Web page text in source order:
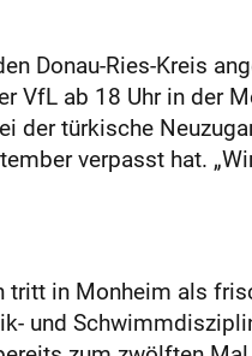
Donau-Ries-Kreis
VfL ab 18 Uhr in der
türkische
verpasst hat.
in Monheim als
und